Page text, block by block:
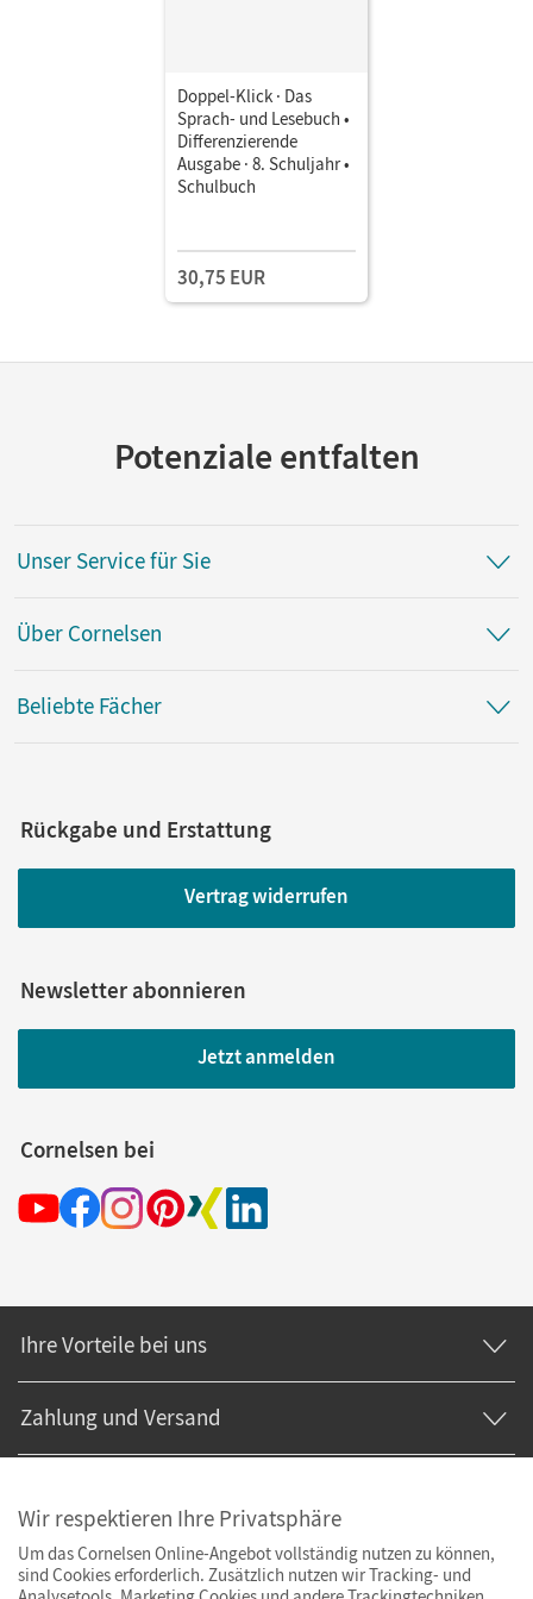
Doppel-Klick · Das
Sprach- und Lesebuch •
Differenzierende
Ausgabe · 8. Schuljahr •
Schulbuch
30,75 EUR
Potenziale entfalten
Unser Service für Sie
Über Cornelsen
Beliebte Fächer
Rückgabe und Erstattung
Vertrag widerrufen
Newsletter abonnieren
Jetzt anmelden
Cornelsen bei
Ihre Vorteile bei uns
Zahlung und Versand
Wir respektieren Ihre Privatsphäre
Um das Cornelsen Online-Angebot vollständig nutzen zu können,
sind Cookies erforderlich. Zusätzlich nutzen wir Tracking- und